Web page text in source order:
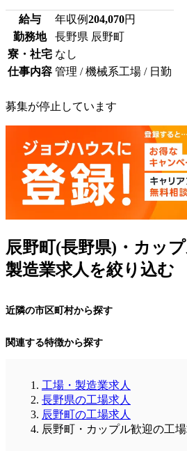
給与 年収例204,070円
勤務地
長野県 辰野町
寮・社宅 なし
仕事内容 管理 / 機械系工場 / 日勤
募集が停止しています
辰野町(長野県)・カッ
製造業求人を絞り込む
近隣の市区町村から探す
関連する特徴から探す
工場・製造業求人
長野県の工場求人
辰野町の工場求人
辰野町・カップル歓迎の工場